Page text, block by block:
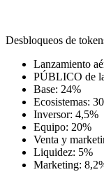
Desbloqueos de
Lanzamiento
PÚBLICO de
Base: 24%
Ecosistemas:
Inversor: 4,5%
Equipo: 20%
Venta y
Liquidez: 5%
Marketing: